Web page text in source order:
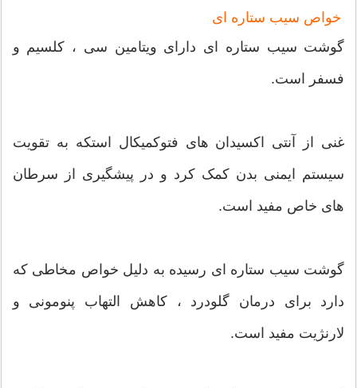
خواص سیب ستاره ای
گوشت سیب ستاره ای دارای ویتامین سی ، کلسیم و
فسفر است.
غنی از آنتی اکسیدان های فتوکمیکال استکه به تقویت
سیستم ایمنی بدن کمک کرد و در پیشگیری از سرطان
های خاص مفید است.
گوشت سیب ستاره ای رسیده به دلیل خواص مخاطی که
دارد برای درمان گلودرد ، کاهش التهاب پنومونی و
لارنژیت مفید است.